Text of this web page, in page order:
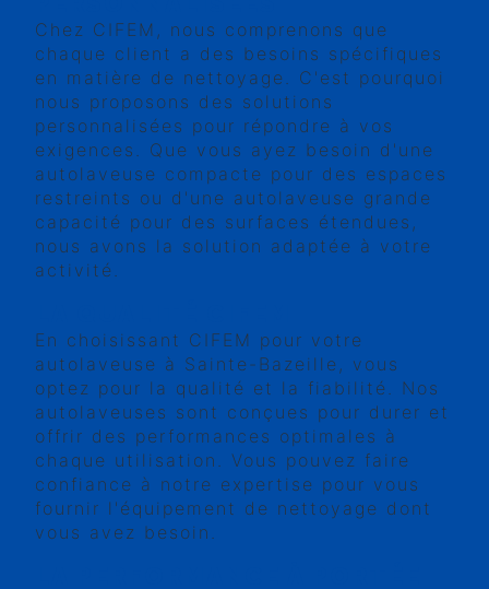
Chez CIFEM, nous comprenons que
chaque client a des besoins spécifiques
en matière de nettoyage. C'est pourquoi
nous proposons des solutions
personnalisées pour répondre à vos
exigences. Que vous ayez besoin d'une
autolaveuse compacte pour des espaces
restreints ou d'une autolaveuse grande
capacité pour des surfaces étendues,
nous avons la solution adaptée à votre
activité.
En choisissant CIFEM pour votre
autolaveuse à Sainte-Bazeille, vous
optez pour la qualité et la fiabilité. Nos
autolaveuses sont conçues pour durer et
offrir des performances optimales à
chaque utilisation. Vous pouvez faire
confiance à notre expertise pour vous
fournir l'équipement de nettoyage dont
vous avez besoin.